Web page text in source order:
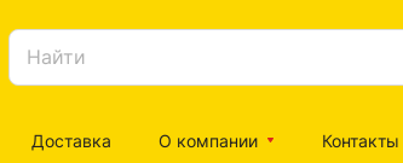
Доставка О компании Контакты